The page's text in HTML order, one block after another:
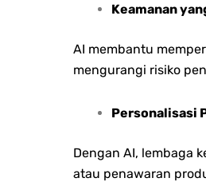
Keamanan
AI membantu
mengurangi risiko
Personalisasi
Dengan AI, lembaga
atau penawaran